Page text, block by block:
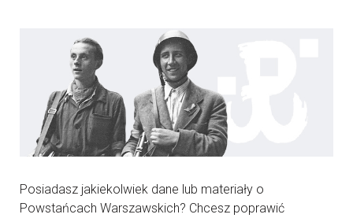
Posiadasz jakiekolwiek dane lub materiały o
Powstańcach Warszawskich? Chcesz poprawić